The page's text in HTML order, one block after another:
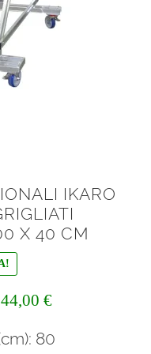
IKARO
X 40 CM
€Il
attuale
80